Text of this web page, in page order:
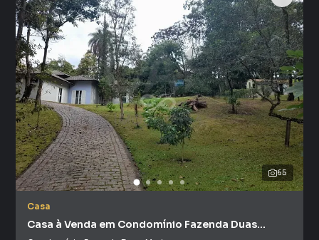
65
Casa
Casa à Venda em Condomínio Fazenda Duas